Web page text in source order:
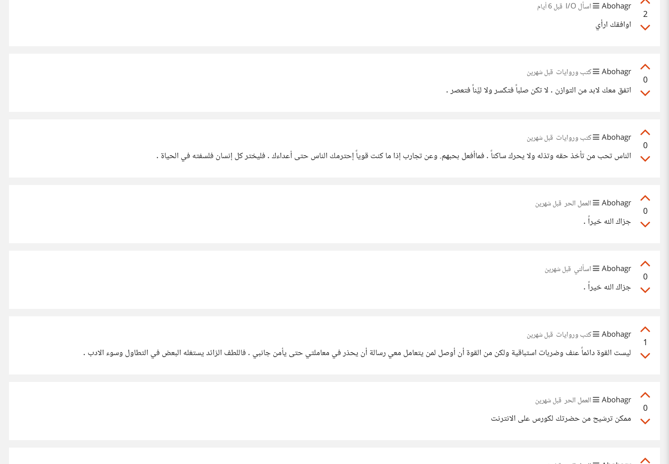
2
Abohagr اسأل I/O قبل 6 أيام
اوافقك ارأي
0
Abohagr كتب وروايات قبل شهرين
اتفق معك لابد من التوازن . لا تكن صلباً فتكسر ولا ليِّناً فتعصر .
0
Abohagr كتب وروايات قبل شهرين
الناس تحب من تأخذ حقه وتذله ولا يحرك ساكناً . فماأفعل بحبهم. وعن تجارب إذا ما كنت قوياً إحترمك الناس حتى أعداءك . فليختر كل إنسان فلسفته في الحياة .
0
Abohagr العمل الحر قبل شهرين
جزاك الله خيراً .
0
Abohagr اسألني قبل شهرين
جزاك الله خيراً .
1
Abohagr كتب وروايات قبل شهرين
ليست القوة دائماً عنف وضربات استباقية ولكن من القوة أن أوصل لمن يتعامل معي رسالة أن يحذر في معاملتي حتى يأمن جانبي . فاللطف الزائد يستغله البعض في التطاول وسوء الادب .
0
Abohagr العمل الحر قبل شهرين
ممكن ترشيح من حضرتك لكورس على الانترنت